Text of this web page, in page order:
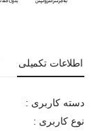
اطلاعات تکمیلی
دسته کاربری :
نوع کاربری :